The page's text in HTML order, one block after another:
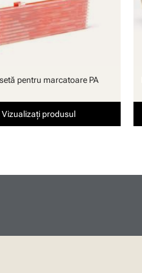
pentru marcatoare PA
Vizualizați produsul